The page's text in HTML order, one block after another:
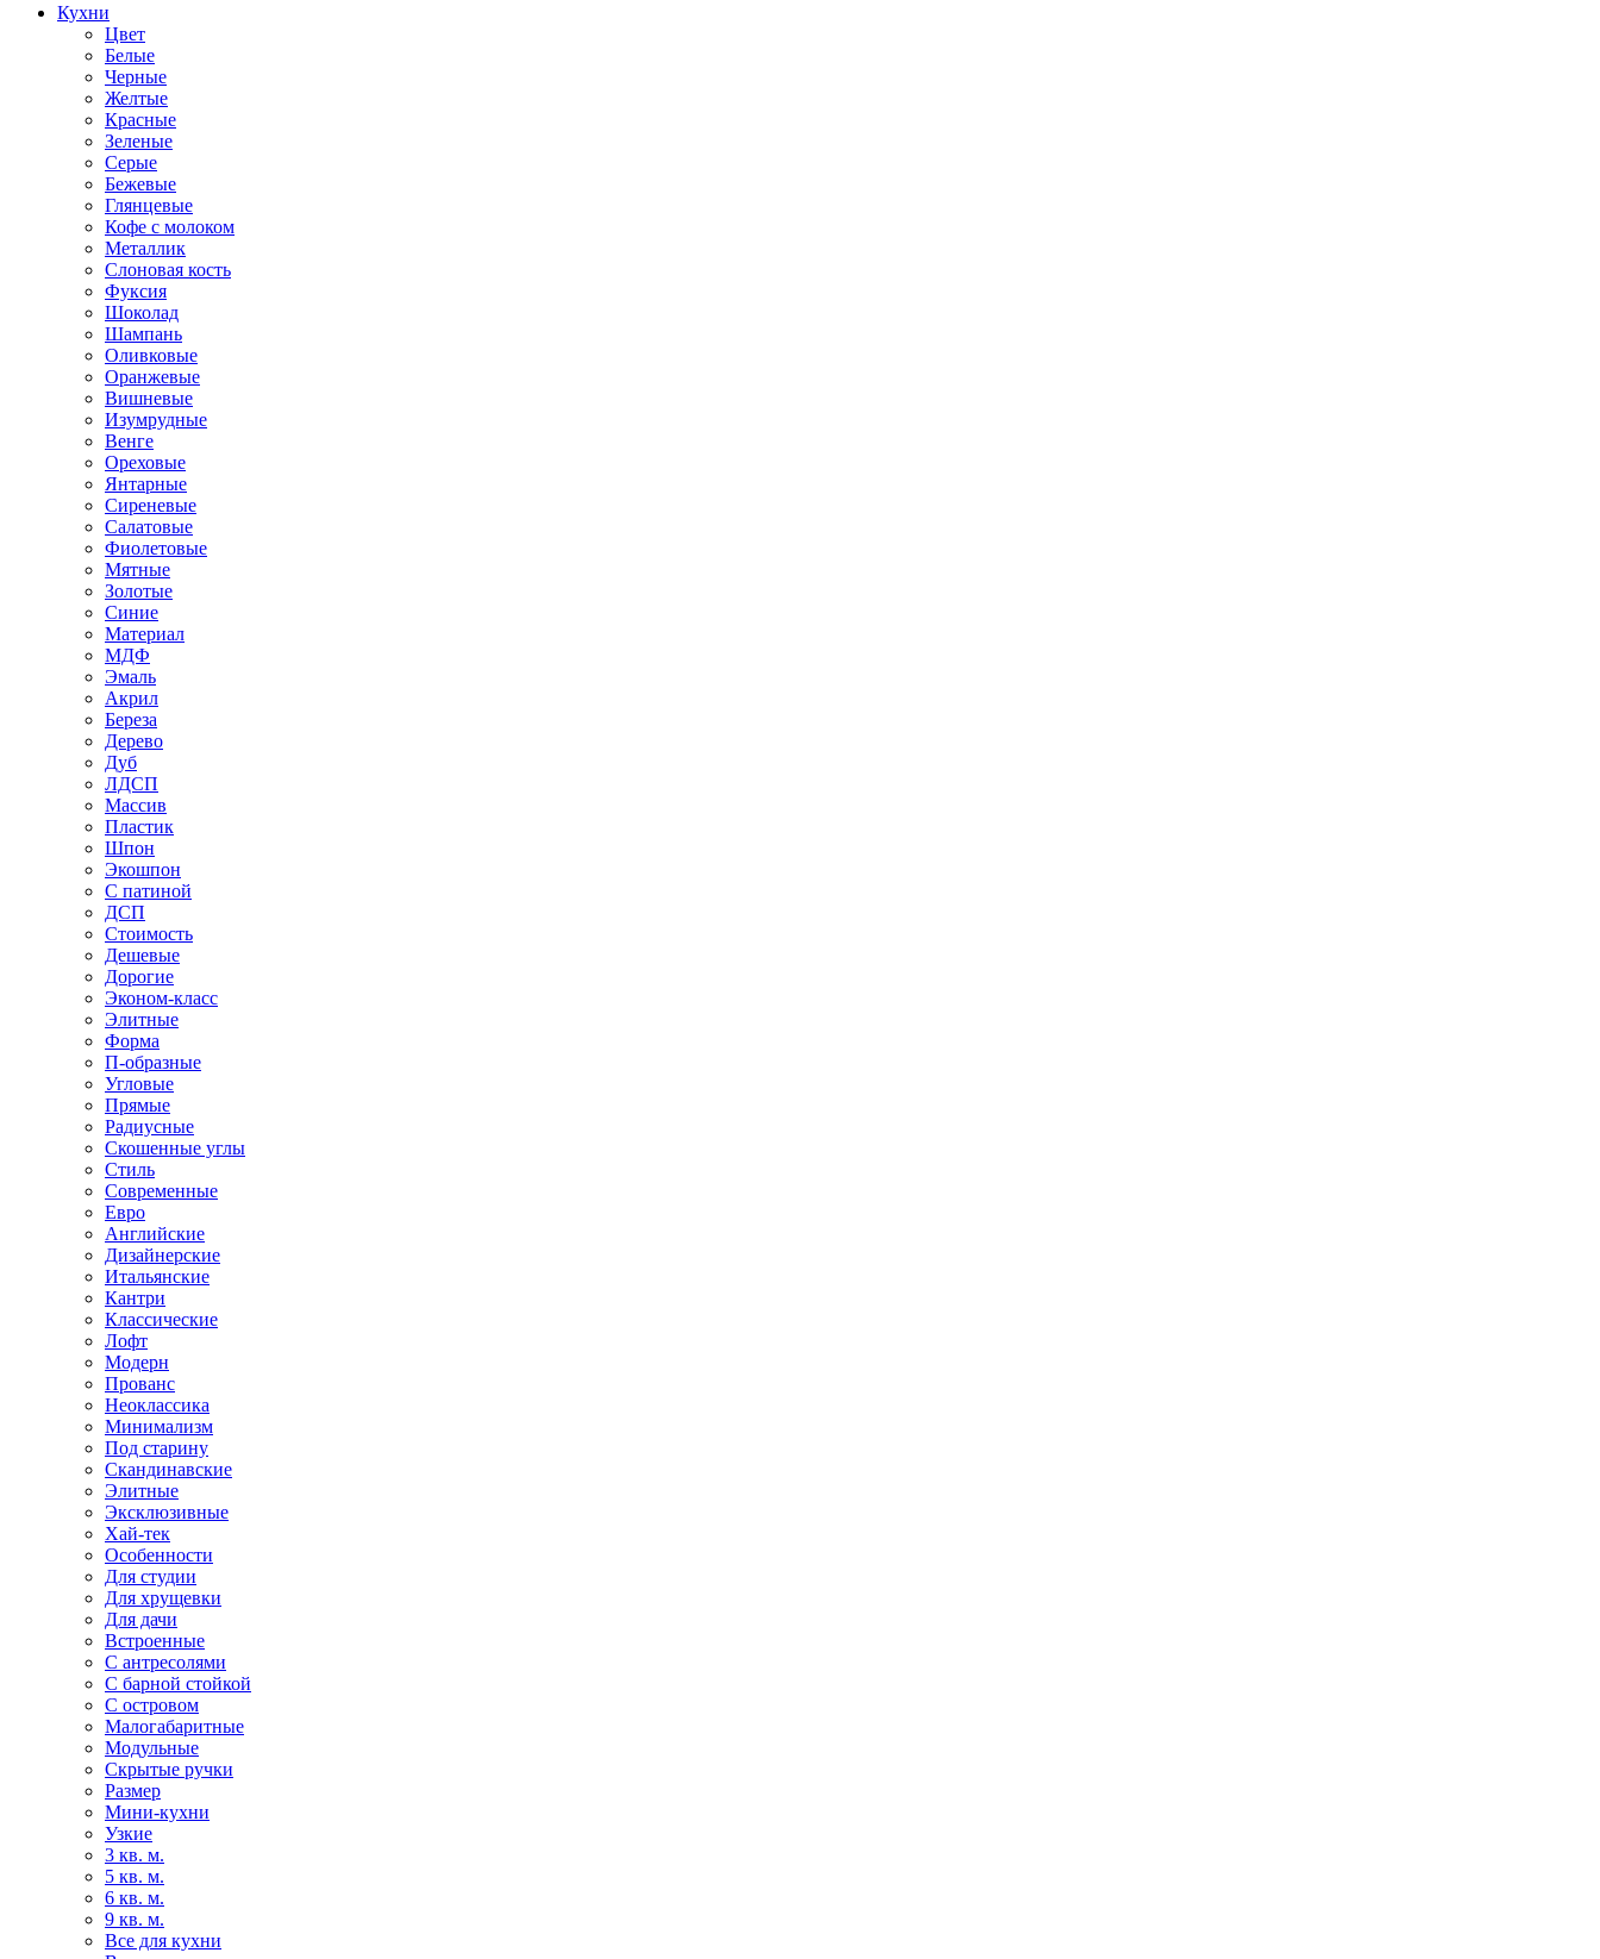
Кухни
Цвет
Белые
Черные
Желтые
Красные
Зеленые
Серые
Бежевые
Глянцевые
Кофе с молоком
Металлик
Слоновая кость
Фуксия
Шоколад
Шампань
Оливковые
Оранжевые
Вишневые
Изумрудные
Венге
Ореховые
Янтарные
Сиреневые
Салатовые
Фиолетовые
Мятные
Золотые
Синие
Материал
МДФ
Эмаль
Акрил
Береза
Дерево
Дуб
ЛДСП
Массив
Пластик
Шпон
Экошпон
С патиной
ДСП
Стоимость
Дешевые
Дорогие
Эконом-класс
Элитные
Форма
П-образные
Угловые
Прямые
Радиусные
Скошенные углы
Стиль
Современные
Евро
Английские
Дизайнерские
Итальянские
Кантри
Классические
Лофт
Модерн
Прованс
Неоклассика
Минимализм
Под старину
Скандинавские
Элитные
Эксклюзивные
Хай-тек
Особенности
Для студии
Для хрущевки
Для дачи
Встроенные
С антресолями
С барной стойкой
С островом
Малогабаритные
Модульные
Скрытые ручки
Размер
Мини-кухни
Узкие
3 кв. м.
5 кв. м.
6 кв. м.
9 кв. м.
Все для кухни